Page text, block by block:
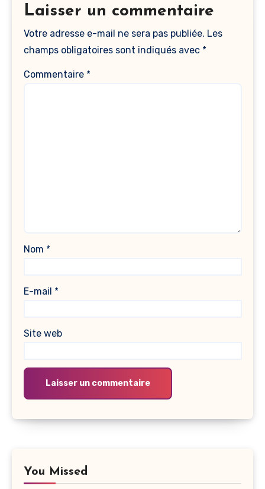
Laisser un commentaire
Votre adresse e-mail ne sera pas publiée. Les
champs obligatoires sont indiqués avec *
Commentaire *
Nom *
E-mail *
Site web
You Missed